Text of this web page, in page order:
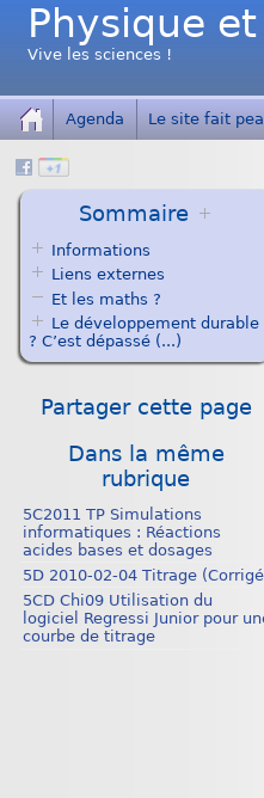
Physique
Vive les sciences !
Agenda Le site fait
Sommaire
Informations
Liens externes
Et les maths ?
Le développement durable
? C’est dépassé (...)
Partager cette page
Dans la même
rubrique
5C2011 TP Simulations
informatiques : Réactions
acides bases et dosages
5D 2010-02-04 Titrage
5CD Chi09 Utilisation du
logiciel Regressi Junior pour
courbe de titrage